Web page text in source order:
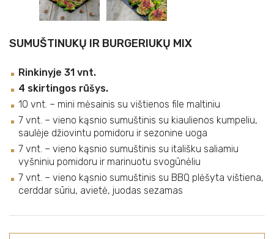
SUMUŠTINUKŲ IR BURGERIUKŲ MIX
Rinkinyje 31 vnt.
4 skirtingos rūšys.
10 vnt. – mini mėsainis su vištienos file maltiniu
7 vnt. – vieno kąsnio sumuštinis su kiaulienos kumpeliu,
saulėje džiovintu pomidoru ir sezonine uoga
7 vnt. – vieno kąsnio sumuštinis su itališku saliamiu
vyšniniu pomidoru ir marinuotu svogūnėliu
7 vnt. – vieno kąsnio sumuštinis su BBQ plėšyta vištiena,
cerddar sūriu, avietė, juodas sezamas